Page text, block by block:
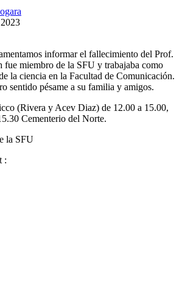
informar el fallecimiento del Prof.
fue miembro de la SFU y trabajaba como
la ciencia en la Facultad de Comunicación.
sentido pésame a su familia y amigos.
(Rivera y Acev Diaz) de 12.00 a 15.00,
Cementerio del Norte.
la SFU
: